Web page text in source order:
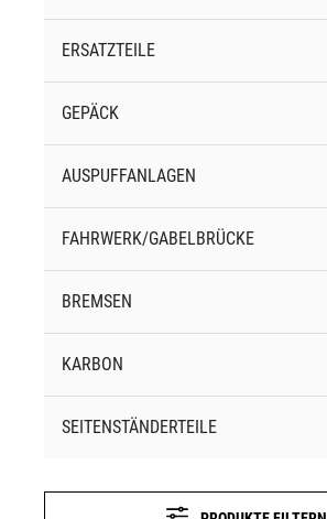
ERSATZTEILE
GEPÄCK
AUSPUFFANLAGEN
FAHRWERK/GABELBRÜCKE
BREMSEN
KARBON
SEITENSTÄNDERTEILE